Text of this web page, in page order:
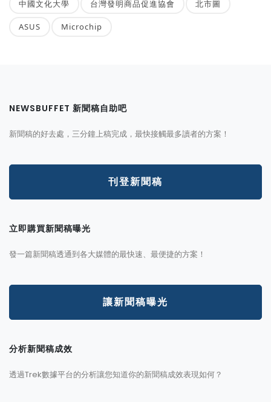
中國文化大學 台灣發明商品促進協會 北市圖
ASUS Microchip
NEWSBUFFET 新聞稿自助吧
新聞稿的好去處，三分鐘上稿完成，最快接觸最多讀者的方案！
刊登新聞稿
立即購買新聞稿曝光
發一篇新聞稿透通到各大媒體的最快速、最便捷的方案！
讓新聞稿曝光
分析新聞稿成效
透過Trek數據平台的分析讓您知道你的新聞稿成效表現如何？